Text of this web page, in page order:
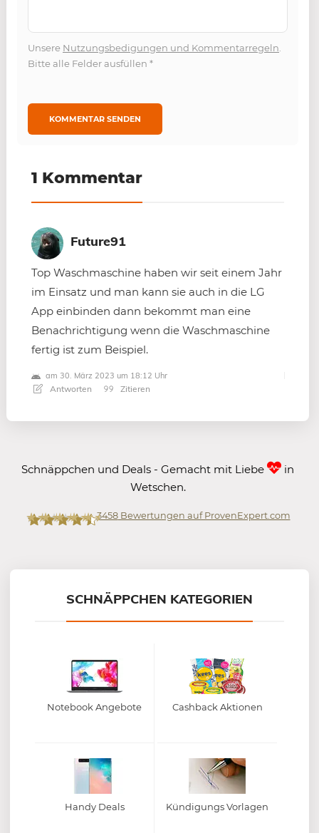
Unsere Nutzungsbedigungen und Kommentarregeln
Bitte alle Felder ausfüllen *
1 Kommentar
Future91
Top Waschmaschine haben wir seit einem Jahr
im Einsatz und man kann sie auch in die LG
App einbinden dann bekommt man eine
Benachrichtigung wenn die Waschmaschine
fertig ist zum Beispiel.
am 30. März 2023 um 18:12 Uhr
Antworten Zitieren
Schnäppchen und Deals - Gemacht mit Liebe
in
Wetschen.
3458Bewertungen auf ProvenExpert.com
SCHNÄPPCHEN KATEGORIEN
Notebook Angebote Cashback Aktionen
Handy Deals Kündigungs Vorlagen